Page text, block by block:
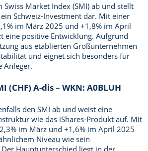
Swiss Market Index (SMI) ab und stellt
Schweiz-Investment dar. Mit einer
im März 2025 und +1,8% im April
eine positive Entwicklung. Aufgrund
aus etablierten Großunternehmen
und eignet sich besonders für
Anleger.
(CHF) A-dis – WKN: A0BLUH
den SMI ab und weist eine
wie das iShares-Produkt auf. Mit
im März und +1,6% im April 2025
Niveau wie sein